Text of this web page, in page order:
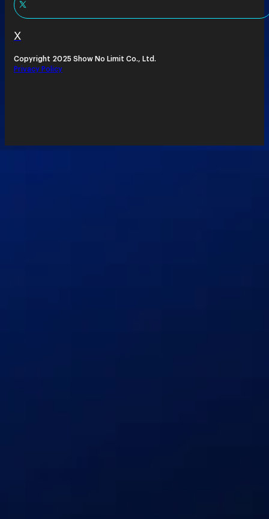
X
Copyright 2025 Show No Limit Co., Ltd.
Privacy Policy